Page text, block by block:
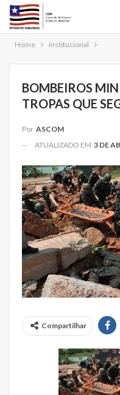
Home Institucional
BOMBEIROS
TROPAS QUE
Por ASCOM
ATUALIZADO EM 3 DE
Compartilhar